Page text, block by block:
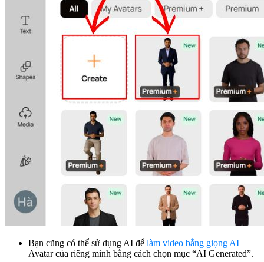
Bạn cũng có thể sử dụng AI để làm video bằng giọng AI
Avatar của riêng mình bằng cách chọn mục “AI Generated”.